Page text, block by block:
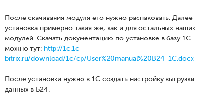
После скачивания модуля его нужно распаковать. Далее
установка примерно такая же, как и для остальных наших
модулей. Скачать документацию по установке в базу 1С
можно тут: http://1c.1c-
bitrix.ru/download/1c/cp/User%20manual%20B24_1C.docx
После установки нужно в 1С создать настройку выгрузки
данных в Б24.